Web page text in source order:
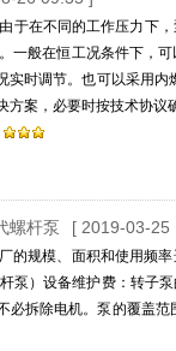
于在不同的工作压力下
一般在恒工况条件下，
时调节。也可以采用
案，必要时按技术协
螺杆泵 [ 2019-03-25
的规模、面积和使用频
泵）设备维护费：转子
必拆除电机。泵的覆盖